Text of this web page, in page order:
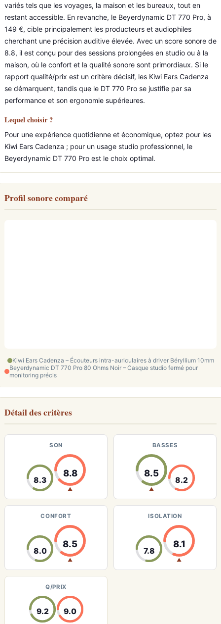
variés tels que les voyages, la maison et les bureaux, tout en
restant accessible. En revanche, le Beyerdynamic DT 770 Pro, à
149 €, cible principalement les producteurs et audiophiles
cherchant une précision auditive élevée. Avec un score sonore de
8.8, il est conçu pour des sessions prolongées en studio ou à la
maison, où le confort et la qualité sonore sont primordiaux. Si le
rapport qualité/prix est un critère décisif, les Kiwi Ears Cadenza
se démarquent, tandis que le DT 770 Pro se justifie par sa
performance et son ergonomie supérieures.
Lequel choisir ?
Pour une expérience quotidienne et économique, optez pour les
Kiwi Ears Cadenza ; pour un usage studio professionnel, le
Beyerdynamic DT 770 Pro est le choix optimal.
Profil sonore comparé
Kiwi Ears Cadenza – Écouteurs intra-auriculaires à driver Béryllium 10mm
Beyerdynamic DT 770 Pro 80 Ohms Noir – Casque studio fermé pour
monitoring précis
Détail des critères
SON
8.3
8.8
▲
BASSES
8.5
▲
8.2
CONFORT
8.0
8.5
▲
ISOLATION
7.8
8.1
▲
Q/PRIX
9.2 9.0